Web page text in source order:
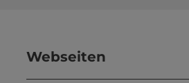
Webseiten